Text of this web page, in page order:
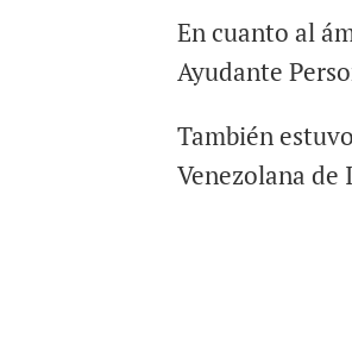
En cuanto al
Ayudante
También
Venezolana